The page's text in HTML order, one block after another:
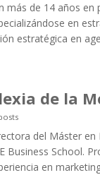
más de 14 años en
en
estratégica en
de la
del Máster en
Business School.
en